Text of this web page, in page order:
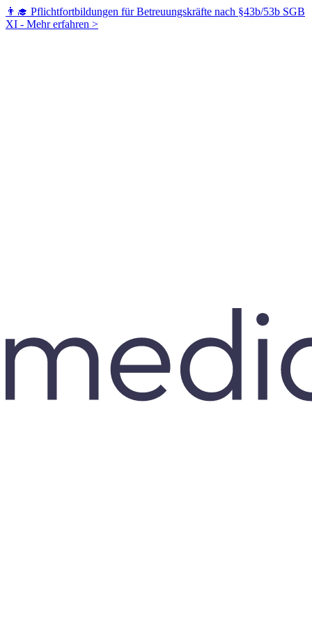
👨‍🎓 Pflichtfortbildungen für Betreuungskräfte nach §43b/53b SGB
XI - Mehr erfahren >